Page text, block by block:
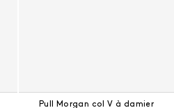
Pull Morgan col V à damier